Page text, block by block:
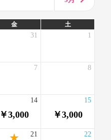
金 土
31 1
7 8
￥3,000
14
￥3,000
15
21 22